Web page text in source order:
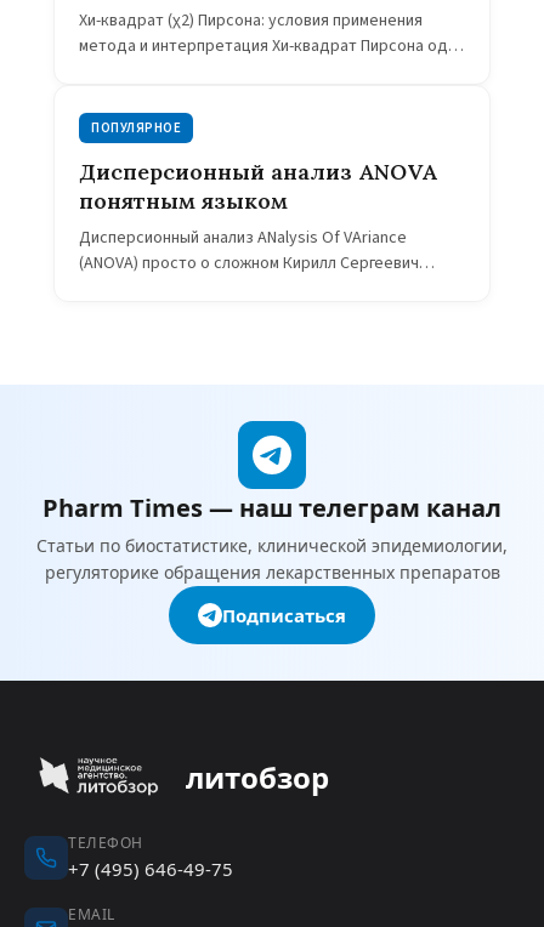
Хи-квадрат (χ2) Пирсона: условия применения
метода и интерпретация Хи-квадрат Пирсона один
порядковых, ранговых), анализа частот. Однако,…
ПОПУЛЯРНОЕ
Дисперсионный анализ ANOVA
понятным языком
Дисперсионный анализ ANalysis Of VAriance
(ANOVA) просто о сложном Кирилл Сергеевич
Pharm Times — наш телеграм канал
Статьи по биостатистике, клинической эпидемиологии,
регуляторике обращения лекарственных препаратов
Подписаться
литобзор
ТЕЛЕФОН
+7 (495) 646-49-75
EMAIL